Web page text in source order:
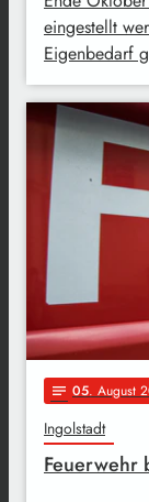
eingestellt
Eigenbedarf
notes 05. August
Ingolstadt
Feuerwehr